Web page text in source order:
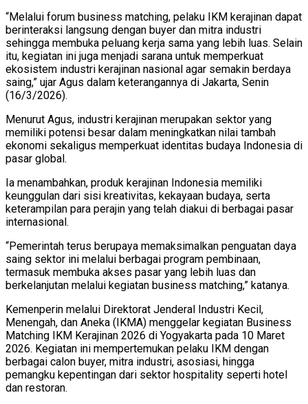
“Melalui forum business matching, pelaku IKM kerajinan dapat
berinteraksi langsung dengan buyer dan mitra industri
sehingga membuka peluang kerja sama yang lebih luas. Selain
itu, kegiatan ini juga menjadi sarana untuk memperkuat
ekosistem industri kerajinan nasional agar semakin berdaya
saing,” ujar Agus dalam keterangannya di Jakarta, Senin
(16/3/2026).
Menurut Agus, industri kerajinan merupakan sektor yang
memiliki potensi besar dalam meningkatkan nilai tambah
ekonomi sekaligus memperkuat identitas budaya Indonesia di
pasar global.
Ia menambahkan, produk kerajinan Indonesia memiliki
keunggulan dari sisi kreativitas, kekayaan budaya, serta
keterampilan para perajin yang telah diakui di berbagai pasar
internasional.
“Pemerintah terus berupaya memaksimalkan penguatan daya
saing sektor ini melalui berbagai program pembinaan,
termasuk membuka akses pasar yang lebih luas dan
berkelanjutan melalui kegiatan business matching,” katanya.
Kemenperin melalui Direktorat Jenderal Industri Kecil,
Menengah, dan Aneka (IKMA) menggelar kegiatan Business
Matching IKM Kerajinan 2026 di Yogyakarta pada 10 Maret
2026. Kegiatan ini mempertemukan pelaku IKM dengan
berbagai calon buyer, mitra industri, asosiasi, hingga
pemangku kepentingan dari sektor hospitality seperti hotel
dan restoran.